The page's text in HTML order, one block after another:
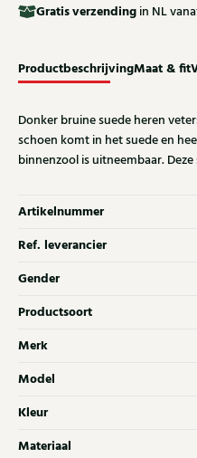
Gratisverzending in NL
ProductbeschrijvingMaat & fit
Donker bruine suede heren
schoen komt in het suede en
binnenzool is uitneembaar.
Artikelnummer
Ref. leverancier
Gender
Productsoort
Merk
Model
Kleur
Materiaal